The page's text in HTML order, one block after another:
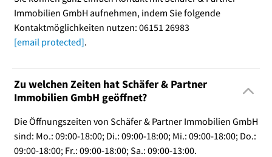
Immobilien GmbH aufnehmen, indem Sie folgende
Kontaktmöglichkeiten nutzen: 06151 26983
[email protected].
Zu welchen Zeiten hat Schäfer & Partner
Immobilien GmbH geöffnet?
Die Öffnungszeiten von Schäfer & Partner Immobilien GmbH
sind: Mo.: 09:00-18:00; Di.: 09:00-18:00; Mi.: 09:00-18:00; Do.:
09:00-18:00; Fr.: 09:00-18:00; Sa.: 09:00-13:00.